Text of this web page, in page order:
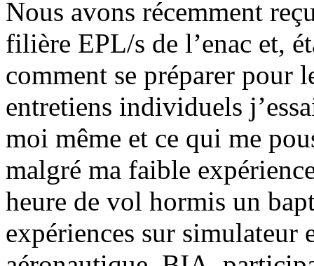
Nous avons récemment
filière EPL/s de l’enac et,
comment se préparer pour
entretiens individuels
moi même et ce qui me
malgré ma faible
heure de vol hormis un
expériences sur simulateur